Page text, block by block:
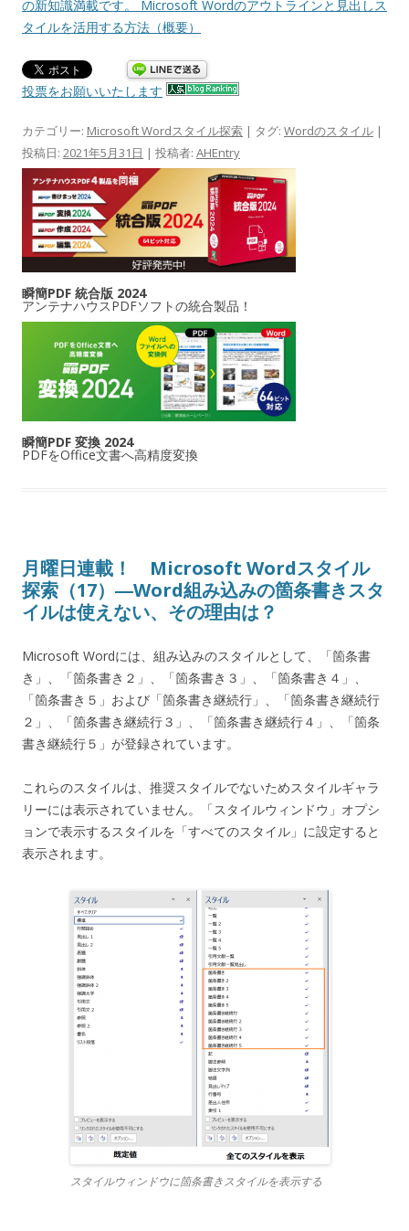
の新知識満載です。 Microsoft Wordのアウトラインと見出しス
タイルを活用する方法（概要）
投票をお願いいたします
カテゴリー: Microsoft Wordスタイル探索 | タグ: Wordのスタイル |
投稿日: 2021年5月31日 | 投稿者: AHEntry
瞬簡PDF 統合版 2024
アンテナハウスPDFソフトの統合製品！
瞬簡PDF 変換 2024
PDFをOffice文書へ高精度変換
月曜日連載！ Microsoft Wordスタイル
探索（17）―Word組み込みの箇条書きスタ
イルは使えない、その理由は？
Microsoft Wordには、組み込みのスタイルとして、「箇条書
き」、「箇条書き２」、「箇条書き３」、「箇条書き４」、
「箇条書き５」および「箇条書き継続行」、「箇条書き継続行
２」、「箇条書き継続行３」、「箇条書き継続行４」、「箇条
書き継続行５」が登録されています。
これらのスタイルは、推奨スタイルでないためスタイルギャラ
リーには表示されていません。「スタイルウィンドウ」オプシ
ョンで表示するスタイルを「すべてのスタイル」に設定すると
表示されます。
スタイルウィンドウに箇条書きスタイルを表示する